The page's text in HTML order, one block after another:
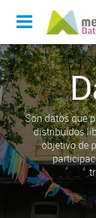
Son datos que
distribuidos
objetivo de